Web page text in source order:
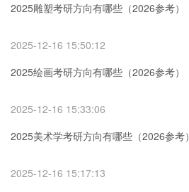
2025雕塑考研方向有哪些（2026参考）
2025-12-16 15:50:12
2025绘画考研方向有哪些（2026参考）
2025-12-16 15:33:06
2025美术学考研方向有哪些（2026参考）
2025-12-16 15:17:13